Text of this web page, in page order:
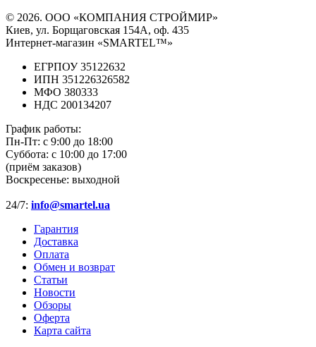
© 2026. ООО «КОМПАНИЯ СТРОЙМИР»
Киев, ул. Борщаговская 154А, оф. 435
Интернет-магазин «SMARTEL™»
ЕГРПОУ 35122632
ИПН 351226326582
МФО 380333
НДС 200134207
График работы:
Пн-Пт: с 9:00 до 18:00
Суббота: с 10:00 до 17:00
(приём заказов)
Воскресенье: выходной
24/7: info@smartel.ua
Гарантия
Доставка
Оплата
Обмен и возврат
Статьи
Новости
Обзоры
Оферта
Карта сайта